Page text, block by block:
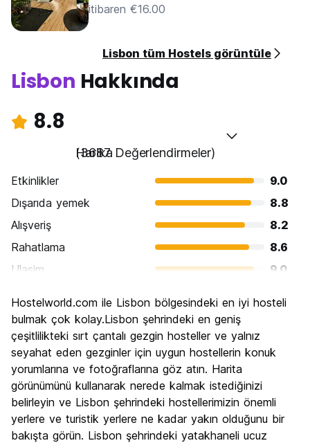
itibaren €16.00
Lisbon tüm Hostels görüntüle
Lisbon Hakkında
8.8
Harika
(3687 Değerlendirmeler)
Etkinlikler
9.0
Dışarıda yemek
8.8
Alışveriş
8.2
Rahatlama
8.6
Ulasim
9.0
Kültür
Gece hayatı
Ekonomik
8.9
Hostelworld.com ile Lisbon bölgesindeki en iyi hosteli
bulmak çok kolay.Lisbon şehrindeki en geniş
çeşitlilikteki sırt çantalı gezgin hosteller ve yalnız
seyahat eden gezginler için uygun hostellerin konuk
yorumlarına ve fotoğraflarına göz atın. Harita
görünümünü kullanarak nerede kalmak istediğinizi
belirleyin ve Lisbon şehrindeki hostellerimizin önemli
yerlere ve turistik yerlere ne kadar yakın olduğunu bir
bakışta görün. Lisbon şehrindeki yatakhaneli ucuz